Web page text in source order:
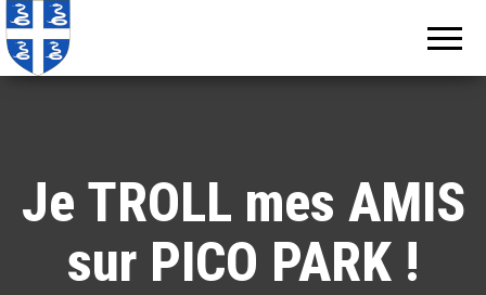
Je TROLL mes AMIS
sur PICO PARK !